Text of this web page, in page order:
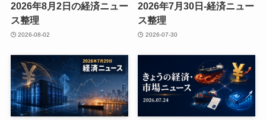
2026年8月2日の経済ニュー
ス整理
2026-08-02
2026年7月30日-経済ニュー
ス整理
2026-07-30